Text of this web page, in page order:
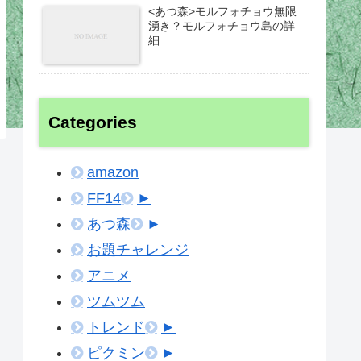
<あつ森>モルフォチョウ無限
湧き？モルフォチョウ島の詳
細
Categories
amazon
FF14
►
あつ森
►
お題チャレンジ
アニメ
ツムツム
トレンド
►
ピクミン
►